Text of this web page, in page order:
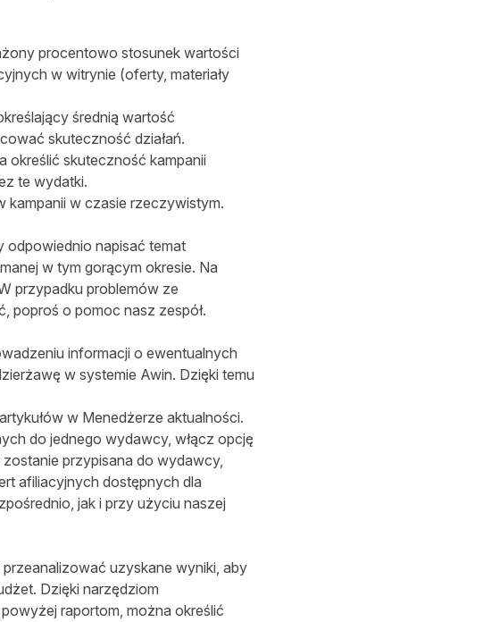
procentowo stosunek wartości
w witrynie (oferty, materiały
średnią wartość
skuteczność działań.
określić skuteczność kampanii
te wydatki.
w czasie rzeczywistym.
odpowiednio napisać temat
w tym gorącym okresie. Na
przypadku problemów ze
poproś o pomoc nasz zespół.
informacji o ewentualnych
w systemie Awin. Dzięki temu
w Menedżerze aktualności.
do jednego wydawcy, włącz opcję
przypisana do wydawcy,
afiliacyjnych dostępnych dla
jak i przy użyciu naszej
uzyskane wyniki, aby
Dzięki narzędziom
raportom, można określić